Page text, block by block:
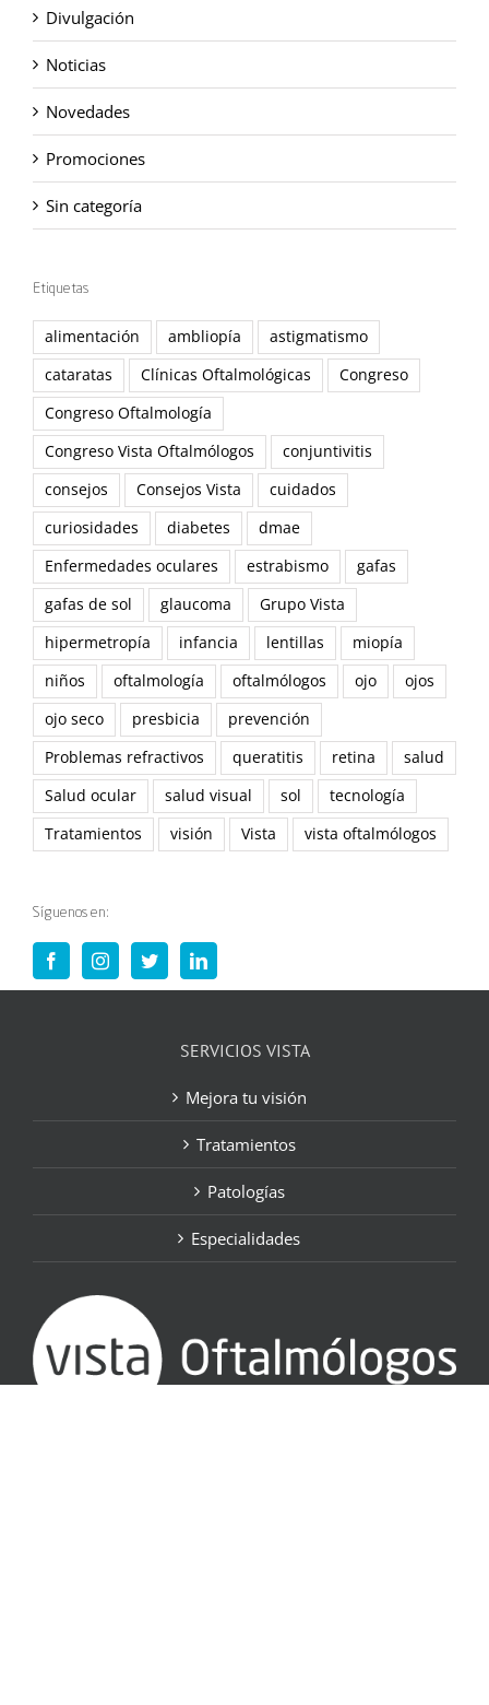
Divulgación
Noticias
Novedades
Promociones
Sin categoría
Etiquetas
alimentación ambliopía
astigmatismo
cataratas
Clínicas Oftalmológicas
Congreso
Congreso Oftalmología
Congreso Vista Oftalmólogos
conjuntivitis
consejos
Consejos Vista
cuidados
curiosidades
diabetes
dmae
Enfermedades oculares
estrabismo
gafas
gafas de sol
glaucoma
Grupo Vista
hipermetropía
infancia lentillas
miopía
niños
oftalmología oftalmólogos ojo
ojos
ojo seco
presbicia
prevención
Problemas refractivos
queratitis retina
salud
Salud ocular
salud visual sol
tecnología
Tratamientos
visión Vista vista oftalmólogos
Síguenos en:
SERVICIOS VISTA
Mejora tu visión
Tratamientos
Patologías
Especialidades